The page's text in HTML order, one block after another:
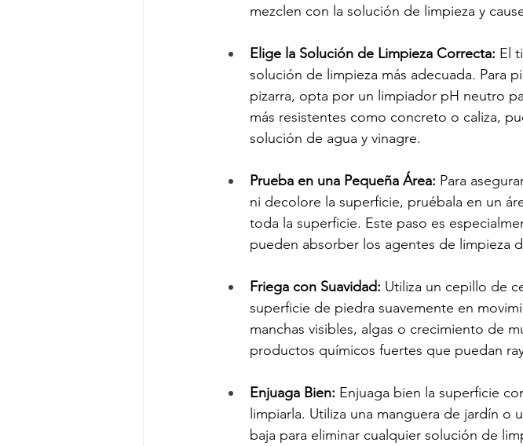
mezclen con la solución de limpieza y
Elige la Solución de Limpieza Correcta: El
solución de limpieza más adecuada. Para
pizarra, opta por un limpiador pH neutro
más resistentes como concreto o caliza,
solución de agua y vinagre.
Prueba en una Pequeña Área: Para
ni decolore la superficie, pruébala en un
toda la superficie. Este paso es
pueden absorber los agentes de limpieza
Friega con Suavidad: Utiliza un cepillo de
superficie de piedra suavemente en
manchas visibles, algas o crecimiento de
productos químicos fuertes que puedan
Enjuaga Bien: Enjuaga bien la superficie
limpiarla. Utiliza una manguera de jardín
baja para eliminar cualquier solución de